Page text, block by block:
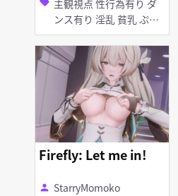
主観視点 性行為有り ダ
ンス有り 淫乱 貧乳 ぷに
タイツ・ストッキング 足
コキ アヘ顔 お漏らし・
潮吹き 拘束
Firefly: Let me in!
person StarryMomoko